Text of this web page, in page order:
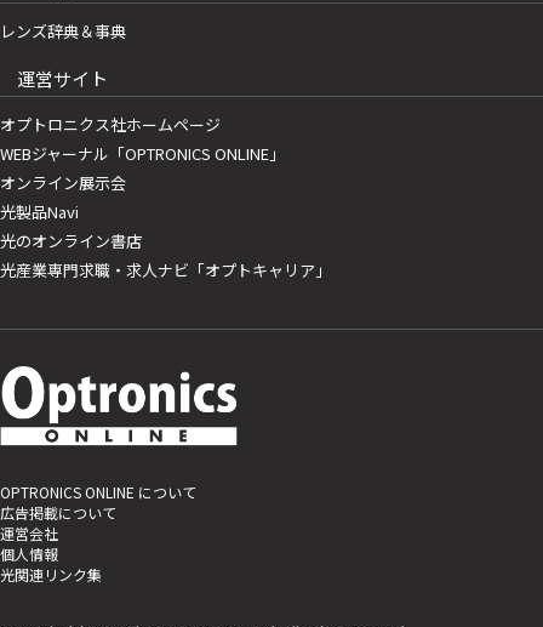
レンズ辞典＆事典
運営サイト
オプトロニクス社ホームページ
WEBジャーナル「OPTRONICS ONLINE」
オンライン展示会
光製品Navi
光のオンライン書店
光産業専門求職・求人ナビ「オプトキャリア」
OPTRONICS ONLINE について
広告掲載について
運営会社
個人情報
光関連リンク集